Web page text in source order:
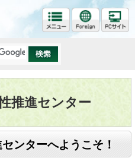
推進センター
ンターへようこそ！